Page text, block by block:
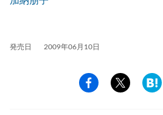
発売日 2009年06月10日